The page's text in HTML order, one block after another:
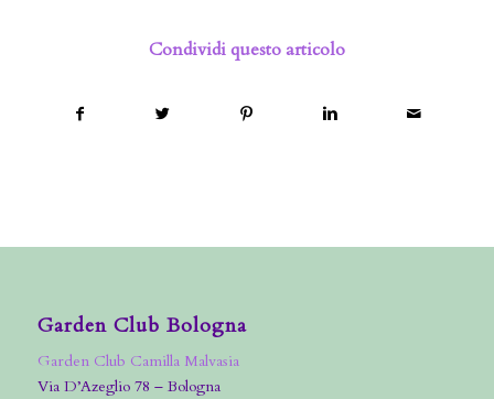
Condividi questo articolo
Garden Club Bologna
Garden Club Camilla Malvasia
Via D’Azeglio 78 – Bologna